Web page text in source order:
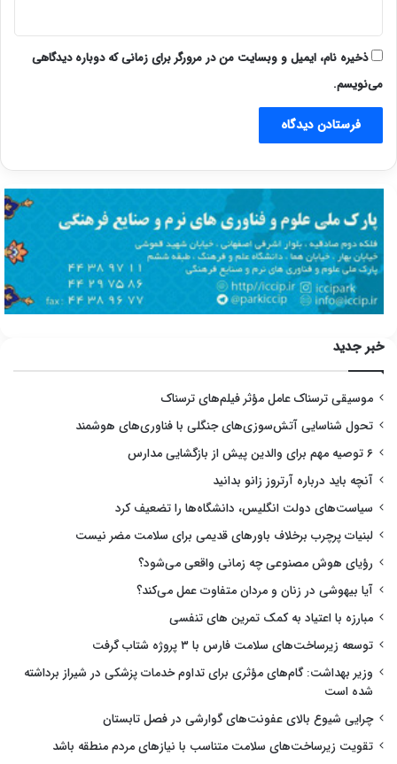
ذخیره نام، ایمیل و وبسایت من در مرورگر برای زمانی که دوباره دیدگاهی
می‌نویسم.
خبر جدید
موسیقی ترسناک عامل مؤثر فیلم‌های ترسناک
تحول شناسایی آتش‌سوزی‌های جنگلی با فناوری‌های هوشمند
۶ توصیه مهم برای والدین پیش از بازگشایی مدارس
آنچه باید درباره آرتروز زانو بدانید
سیاست‌های دولت انگلیس، دانشگاه‌ها را تضعیف کرد
لبنیات پرچرب برخلاف باورهای قدیمی برای سلامت مضر نیست
رؤیای هوش مصنوعی چه زمانی واقعی می‌شود؟
آیا بیهوشی در زنان و مردان متفاوت عمل می‌کند؟
مبارزه با اعتیاد به کمک تمرین های تنفسی
توسعه زیرساخت‌های سلامت فارس با ۳ پروژه شتاب گرفت
وزیر بهداشت: گام‌های مؤثری برای تداوم خدمات پزشکی در شیراز برداشته
شده است
چرایی شیوع بالای عفونت‌های گوارشی در فصل تابستان
تقویت زیرساخت‌های سلامت متناسب با نیازهای مردم منطقه باشد